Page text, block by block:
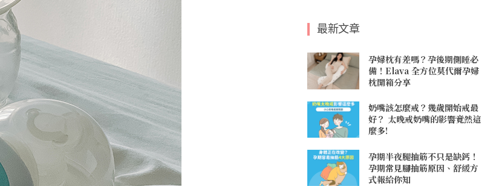
最新文章
孕婦枕有差嗎？孕後期側睡必
備！Elava 全方位莫代爾孕婦
枕開箱分享
奶嘴該怎麼戒？幾歲開始戒最
好？ 太晚戒奶嘴的影響竟然這
麼多!
孕期半夜腿抽筋不只是缺鈣！
孕期常見腳抽筋原因、舒緩方
式報給你知